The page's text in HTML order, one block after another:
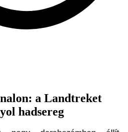
a Landtreket
hadsereg